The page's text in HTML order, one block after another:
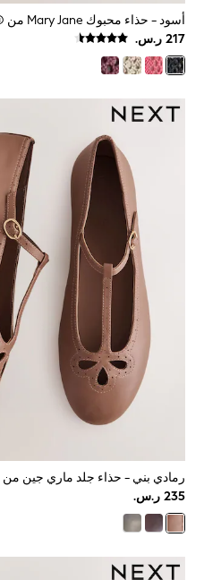
Sun Hats & Caps
Resort Styles
Boys' Holiday Shop
Boys' Travel Styles
Sunset Styles
Occasionwear
Sets & Outfits
Tops & T-Shirts
Shirts
Polo Shirts
Swimwear
Shorts
Sandals & Clogs
Sun Safe
Rash Vests
Sun Hats & Caps
Sunglasses
Baby Holiday Shop
Summer Nightwear
Occasionwear
Dresses
Sets & Outfits
Rompers
Sandals
Mens' Holiday Shop
Occasionwear
Shirts
Linen Collection
Polo Shirts
Tops & T-Shirts
Trousers & Chinos